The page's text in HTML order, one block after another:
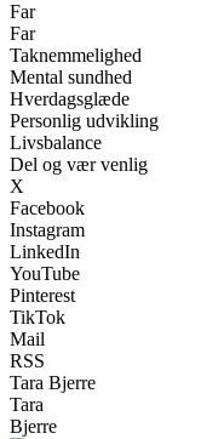
Far
Far
Taknemmelighed
Mental sundhed
Hverdagsglæde
Personlig udvikling
Livsbalance
Del og vær venlig
X
Facebook
Instagram
LinkedIn
YouTube
Pinterest
TikTok
Mail
RSS
Tara Bjerre
Tara
Bjerre